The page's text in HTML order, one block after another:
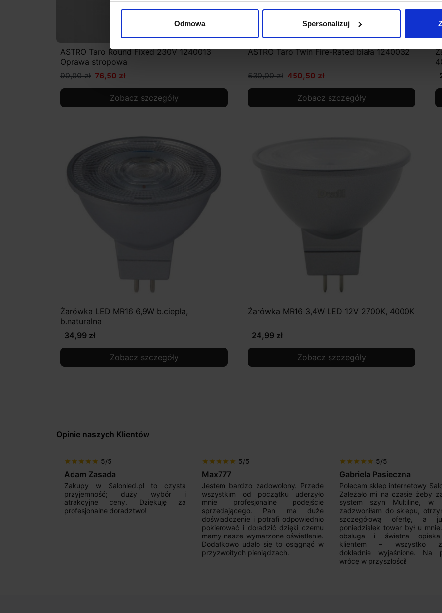
Odmowa Spersonalizuj
ASTRO Taro Round Fixed 230V 1240013
Oprawa stropowa
90,00 zł 76,50 zł
Zobacz szczegóły
ASTRO Taro Twin Fire-Rated biała 1240032
530,00 zł 450,50 zł
Zobacz szczegóły
Żarówka LED MR16 6,9W b.ciepła,
b.naturalna
34,99 zł
Zobacz szczegóły
Żarówka MR16 3,4W LED 12V 2700K, 4000K
24,99 zł
Zobacz szczegóły
Opinie naszych Klientów
star star star star star 5/5
Adam Zasada
Zakupy w Salonled.pl to czysta
przyjemność; duży wybór i
atrakcyjne ceny. Dziękuję za
profesjonalne doradztwo!
star star star star star 5/5
Max777
Jestem bardzo zadowolony. Przede
wszystkim od początku uderzyło
mnie profesjonalne podejście
sprzedającego. Pan ma duże
doświadczenie i potrafi odpowiednio
pokierować i doradzić dzięki czemu
mamy nasze wymarzone oświetlenie.
Dodatkowo udało się to osiągnąć w
przyzwoitych pieniądzach.
star star star star star 5/5
Gabriela Pasieczna
Polecam sklep internetowy
Zależało mi na czasie żeby
system szyn Multiline, w
zadzwoniłam do sklepu,
szczegółową ofertę, a
poniedziałek towar był u
obsługa i świetna
klientem – wszystko
dokładnie wyjaśnione. Na
wrócę w przyszłości!